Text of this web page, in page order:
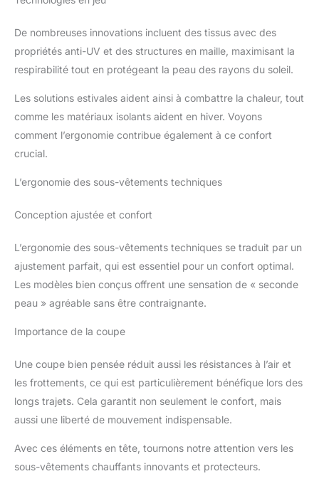
De nombreuses innovations incluent des tissus avec des
propriétés anti-UV et des structures en maille, maximisant la
respirabilité tout en protégeant la peau des rayons du soleil.
Les solutions estivales aident ainsi à combattre la chaleur, tout
comme les matériaux isolants aident en hiver. Voyons
comment l’ergonomie contribue également à ce confort
crucial.
L’ergonomie des sous-vêtements techniques
Conception ajustée et confort
L’ergonomie des sous-vêtements techniques se traduit par un
ajustement parfait, qui est essentiel pour un confort optimal.
Les modèles bien conçus offrent une sensation de « seconde
peau » agréable sans être contraignante.
Importance de la coupe
Une coupe bien pensée réduit aussi les résistances à l’air et
les frottements, ce qui est particulièrement bénéfique lors des
longs trajets. Cela garantit non seulement le confort, mais
aussi une liberté de mouvement indispensable.
Avec ces éléments en tête, tournons notre attention vers les
sous-vêtements chauffants innovants et protecteurs.